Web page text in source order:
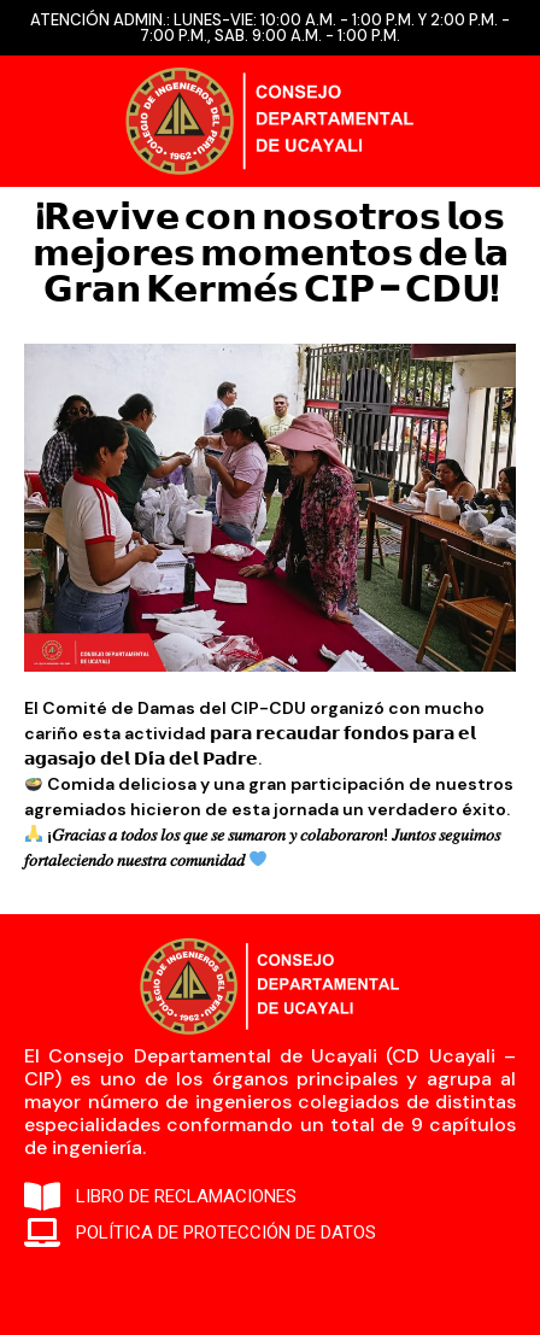
ATENCIÓN ADMIN.: LUNES-VIE: 10:00 A.M. - 1:00 P.M. Y 2:00 P.M. -
7:00 P.M., SAB. 9:00 A.M. - 1:00 P.M.
¡𝗥𝗲𝘃𝗶𝘃𝗲 𝗰𝗼𝗻 𝗻𝗼𝘀𝗼𝘁𝗿𝗼𝘀 𝗹𝗼𝘀
𝗺𝗲𝗷𝗼𝗿𝗲𝘀 𝗺𝗼𝗺𝗲𝗻𝘁𝗼𝘀 𝗱𝗲 𝗹𝗮
𝗚𝗿𝗮𝗻 𝗞𝗲𝗿𝗺𝗲́𝘀 𝗖𝗜𝗣 – 𝗖𝗗𝗨!
El Comité de Damas del CIP-CDU organizó con mucho
cariño esta actividad 𝗽𝗮𝗿𝗮 𝗿𝗲𝗰𝗮𝘂𝗱𝗮𝗿 𝗳𝗼𝗻𝗱𝗼𝘀 𝗽𝗮𝗿𝗮 𝗲𝗹
𝗮𝗴𝗮𝘀𝗮𝗷𝗼 𝗱𝗲𝗹 𝗗𝗶́𝗮 𝗱𝗲𝗹 𝗣𝗮𝗱𝗿𝗲.
Comida deliciosa y una gran participación de nuestros
agremiados hicieron de esta jornada un verdadero éxito.
¡𝐺𝑟𝑎𝑐𝑖𝑎𝑠 𝑎 𝑡𝑜𝑑𝑜𝑠 𝑙𝑜𝑠 𝑞𝑢𝑒 𝑠𝑒 𝑠𝑢𝑚𝑎𝑟𝑜𝑛 𝑦 𝑐𝑜𝑙𝑎𝑏𝑜𝑟𝑎𝑟𝑜𝑛! 𝐽𝑢𝑛𝑡𝑜𝑠 𝑠𝑒𝑔𝑢𝑖𝑚𝑜𝑠
𝑓𝑜𝑟𝑡𝑎𝑙𝑒𝑐𝑖𝑒𝑛𝑑𝑜 𝑛𝑢𝑒𝑠𝑡𝑟𝑎 𝑐𝑜𝑚𝑢𝑛𝑖𝑑𝑎𝑑
El Consejo Departamental de Ucayali (CD Ucayali –
CIP) es uno de los órganos principales y agrupa al
mayor número de ingenieros colegiados de distintas
especialidades conformando un total de 9 capítulos
de ingeniería.
LIBRO DE RECLAMACIONES
POLÍTICA DE PROTECCIÓN DE DATOS